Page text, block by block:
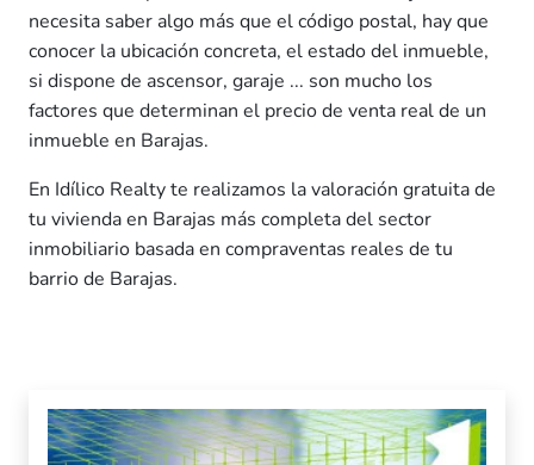
necesita saber algo más que el código postal, hay que
conocer la ubicación concreta, el estado del inmueble,
si dispone de ascensor, garaje ... son mucho los
factores que determinan el precio de venta real de un
inmueble en Barajas.
En Idílico Realty te realizamos la valoración gratuita de
tu vivienda en Barajas más completa del sector
inmobiliario basada en compraventas reales de tu
barrio de Barajas.